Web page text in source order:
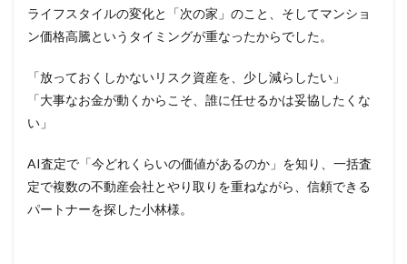
ライフスタイルの変化と「次の家」のこと、そしてマンショ
ン価格高騰というタイミングが重なったからでした。
「放っておくしかないリスク資産を、少し減らしたい」
「大事なお金が動くからこそ、誰に任せるかは妥協したくな
い」
AI査定で「今どれくらいの価値があるのか」を知り、一括査
定で複数の不動産会社とやり取りを重ねながら、信頼できる
パートナーを探した小林様。